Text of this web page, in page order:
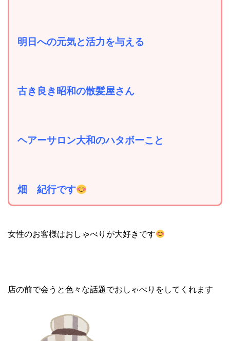
明日への元気と活力を与える
古き良き昭和の散髪屋さん
ヘアーサロン大和のハタボーこと
畑 紀行です
女性のお客様はおしゃべりが大好きです
店の前で会うと色々な話題でおしゃべりをしてくれます